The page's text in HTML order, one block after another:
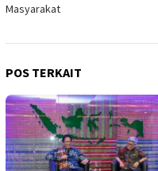
Masyarakat
POS TERKAIT